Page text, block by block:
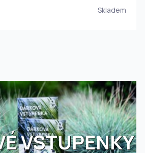
Skladem
VSTUPENKY